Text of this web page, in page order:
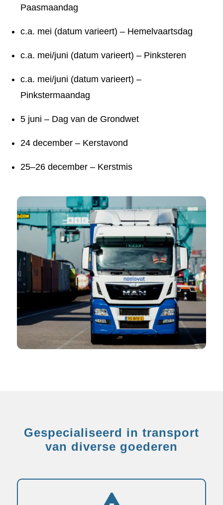
Paasmaandag
c.a. mei (datum varieert) – Hemelvaartsdag
c.a. mei/juni (datum varieert) – Pinksteren
c.a. mei/juni (datum varieert) –
Pinkstermaandag
5 juni – Dag van de Grondwet
24 december – Kerstavond
25–26 december – Kerstmis
Gespecialiseerd in transport
van diverse goederen